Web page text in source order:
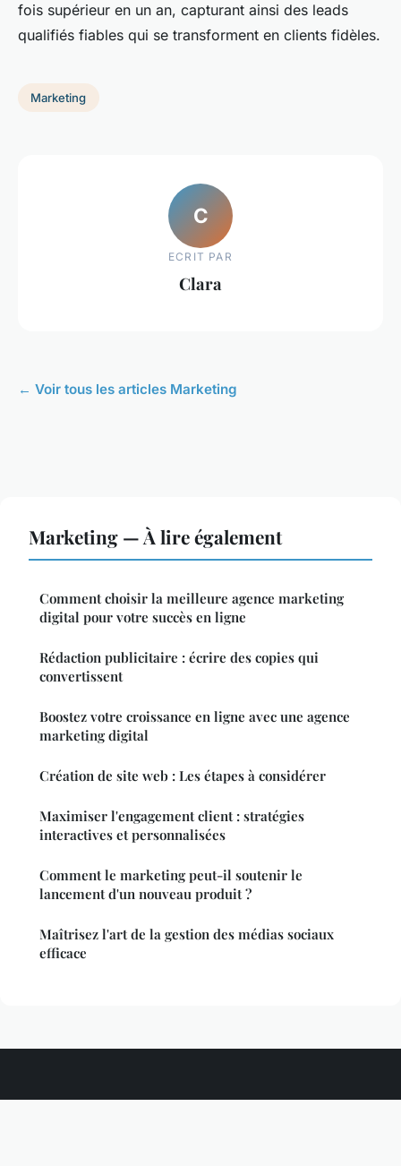
fois supérieur en un an, capturant ainsi des leads
qualifiés fiables qui se transforment en clients fidèles.
Marketing
C
ECRIT PAR
Clara
← Voir tous les articles Marketing
Marketing — À lire également
Comment choisir la meilleure agence marketing
digital pour votre succès en ligne
Rédaction publicitaire : écrire des copies qui
convertissent
Boostez votre croissance en ligne avec une agence
marketing digital
Création de site web : Les étapes à considérer
Maximiser l'engagement client : stratégies
interactives et personnalisées
Comment le marketing peut-il soutenir le
lancement d'un nouveau produit ?
Maîtrisez l'art de la gestion des médias sociaux
efficace
Silkgermplasm